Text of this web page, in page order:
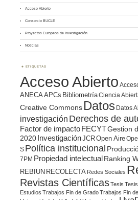
Acceso Abierto
Consorcio BUCLE
Proyectos Europeos de Investigación
Noticias
ETIQUETAS
Acceso Abierto
ANECAAPCs BibliometríaCiencia
Creative Commons Datos Datos
investigación Derechos de
Factor de impacto FECYTGestion
2020 InvestigaciónJCROpen Aire
S Política institucional
7PM Propiedad intelectualRanking
REBIUN RECOLECTA Redes Sociales
Revistas CientíficasTesis
Estudios Trabajos Fin de GradoTrabajos Fin